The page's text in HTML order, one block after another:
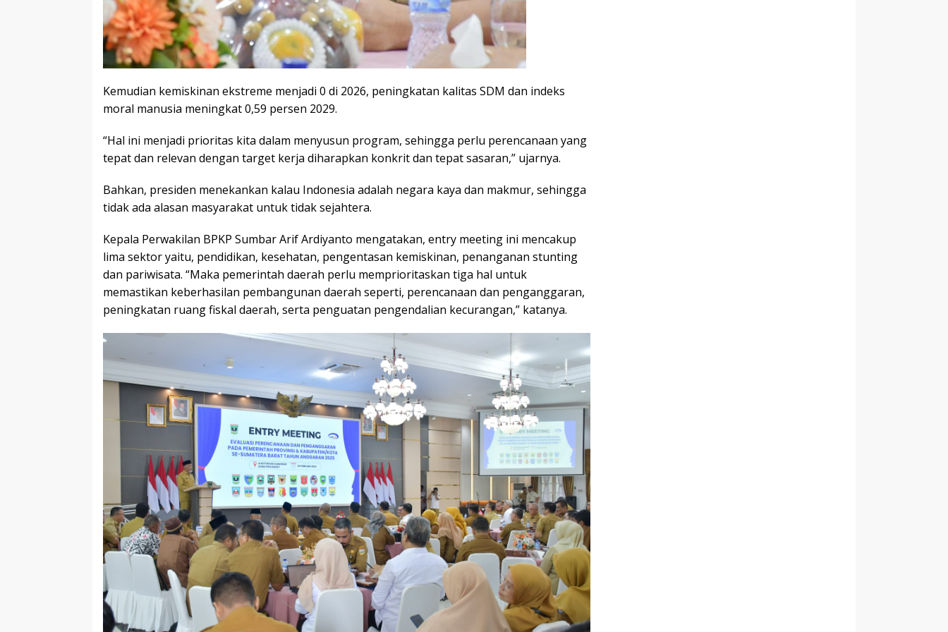
Kemudian kemiskinan ekstreme menjadi 0 di 2026, peningkatan kalitas SDM dan indeks
moral manusia meningkat 0,59 persen 2029.
“Hal ini menjadi prioritas kita dalam menyusun program, sehingga perlu perencanaan yang
tepat dan relevan dengan target kerja diharapkan konkrit dan tepat sasaran,” ujarnya.
Bahkan, presiden menekankan kalau Indonesia adalah negara kaya dan makmur, sehingga
tidak ada alasan masyarakat untuk tidak sejahtera.
Kepala Perwakilan BPKP Sumbar Arif Ardiyanto mengatakan, entry meeting ini mencakup
lima sektor yaitu, pendidikan, kesehatan, pengentasan kemiskinan, penanganan stunting
dan pariwisata. “Maka pemerintah daerah perlu memprioritaskan tiga hal untuk
memastikan keberhasilan pembangunan daerah seperti, perencanaan dan penganggaran,
peningkatan ruang fiskal daerah, serta penguatan pengendalian kecurangan,” katanya.